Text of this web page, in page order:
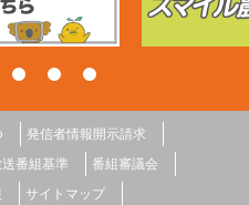
発信者情報開示請求
送番組基準
番組審議会
サイトマップ